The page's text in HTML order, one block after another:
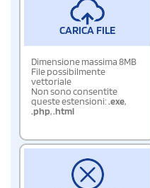
CARICA FILE
Dimensione massima 8MB
File possibilmente
vettoriale
Non sono consentite
queste estensioni:.exe,
.php,.html